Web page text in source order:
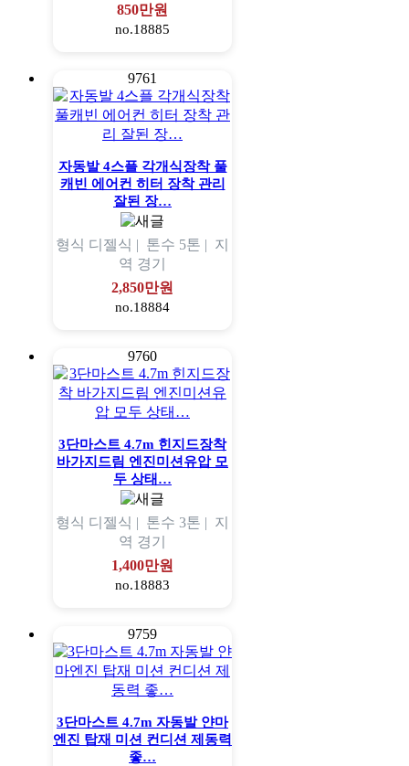
850만원
no.18885
9761
자동발 4스플 각개식장착 풀
캐빈 에어컨 히터 장착 관리
잘된 장…
형식 디젤식 | 톤수 5톤 | 지
역 경기
2,850만원
no.18884
9760
3단마스트 4.7m 힌지드장착
바가지드림 엔진미션유압 모
두 상태…
형식 디젤식 | 톤수 3톤 | 지
역 경기
1,400만원
no.18883
9759
3단마스트 4.7m 자동발 얀마
엔진 탑재 미션 컨디션 제동력
좋…